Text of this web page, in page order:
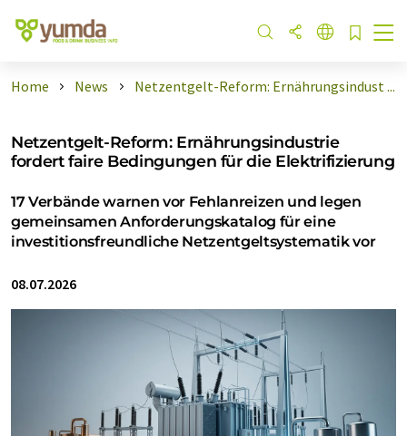
Home News Netzentgelt-Reform: Ernährungsindust ...
Netzentgelt-Reform: Ernährungsindustrie
fordert faire Bedingungen für die Elektrifizierung
17 Verbände warnen vor Fehlanreizen und legen
gemeinsamen Anforderungskatalog für eine
investitionsfreundliche Netzentgeltsystematik vor
08.07.2026